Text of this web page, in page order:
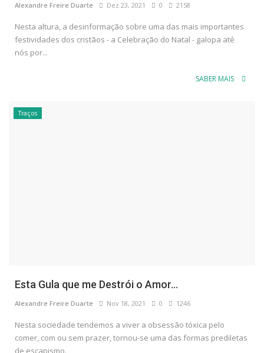
Alexandre Freire Duarte Dez 23, 2021 0 2158
Nesta altura, a desinformação sobre uma das mais importantes
festividades dos cristãos - a Celebração do Natal - galopa até
nós por...
SABER MAIS
Traços
Esta Gula que me Destrói o Amor…
Alexandre Freire Duarte Nov 18, 2021 0 1246
Nesta sociedade tendemos a viver a obsessão tóxica pelo
comer, com ou sem prazer, tornou-se uma das formas prediletas
de escapismo.